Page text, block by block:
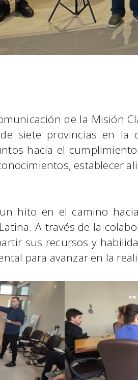
de la Misión
siete provincias en
hacia el
establecer
hito en el camino
A través de la
sus recursos y
para avanzar en la